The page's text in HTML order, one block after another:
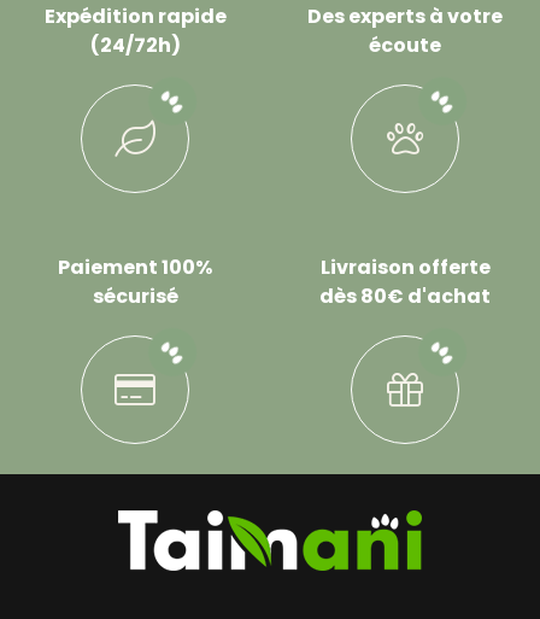
Expédition rapide
(24/72h)
Des experts à votre
écoute
Paiement 100%
sécurisé
Livraison offerte
dès 80€ d'achat